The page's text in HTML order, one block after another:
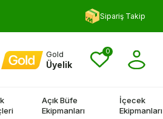
Yorum Yap 500 TL Kazan!
Sipariş Takip
Gold
Üyelik
0
Açık Büfe
Ekipmanları
İçecek
Ekipmanları